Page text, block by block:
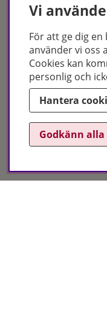
Certifikat
Vi
För att ge dig
använder vi oss
Cookies kan
personlig och
Hantera
Godkänn alla